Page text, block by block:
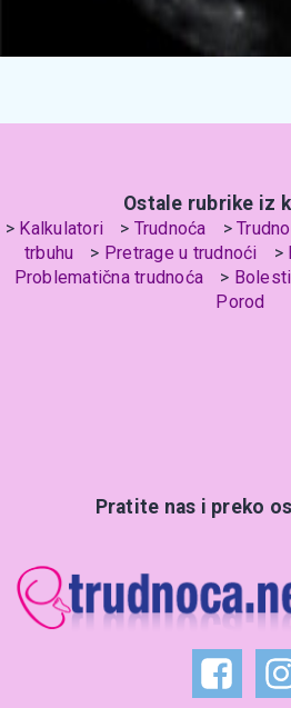
Pročitano:
Ostale rubrike iz
Kalkulatori Trudnoća
trbuhu
Pretrage u trudnoći
Problematična trudnoća
Porod
Pratite nas i preko